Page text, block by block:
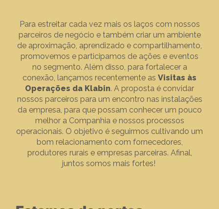
Para estreitar cada vez mais os laços com nossos
parceiros de negócio e também criar um ambiente
de aproximação, aprendizado e compartilhamento,
promovemos e participamos de ações e eventos
no segmento. Além disso, para fortalecer a
conexão, lançamos recentemente as Visitas às
Operações da Klabin. A proposta é convidar
nossos parceiros para um encontro nas instalações
da empresa, para que possam conhecer um pouco
melhor a Companhia e nossos processos
operacionais. O objetivo é seguirmos cultivando um
bom relacionamento com fornecedores,
produtores rurais e empresas parceiras. Afinal,
juntos somos mais fortes!